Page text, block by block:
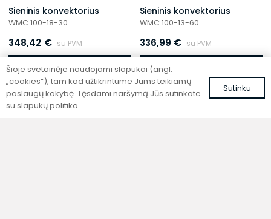
Sieninis konvektorius
WMC 100-18-30
348,42 € su PVM
Į krepšelį
Sieninis konvektorius
WMC 100-13-60
336,99 € su PVM
Šioje svetainėje naudojami slapukai (angl.
„cookies“), tam kad užtikrintume Jums teikiamų
paslaugų kokybę. Tęsdami naršymą Jūs sutinkate
su slapukų politika.
Sutinku